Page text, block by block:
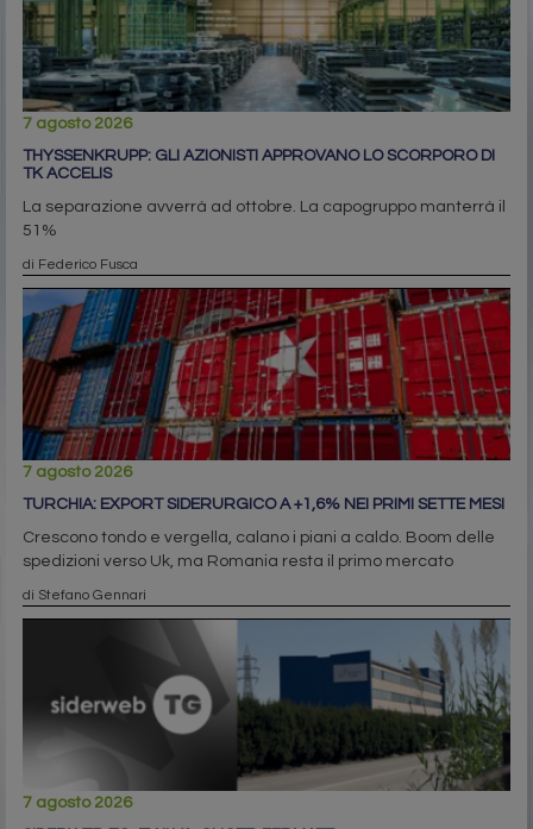
7 agosto 2026
THYSSENKRUPP: GLI AZIONISTI APPROVANO LO SCORPORO DI
TK ACCELIS
La separazione avverrà ad ottobre. La capogruppo manterrà il
51%
di Federico Fusca
7 agosto 2026
TURCHIA: EXPORT SIDERURGICO A +1,6% NEI PRIMI SETTE MESI
Crescono tondo e vergella, calano i piani a caldo. Boom delle
spedizioni verso Uk, ma Romania resta il primo mercato
di Stefano Gennari
7 agosto 2026